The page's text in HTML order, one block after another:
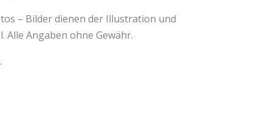
– Bilder dienen der Illustration und
Angaben ohne Gewähr.